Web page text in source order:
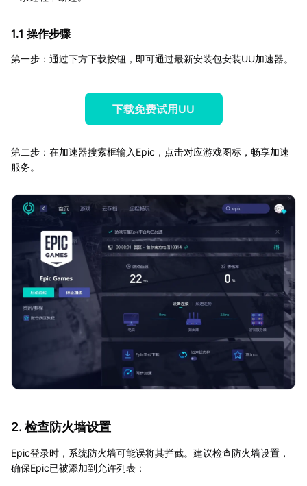
1.1 操作步骤
第一步：通过下方下载按钮，即可通过最新安装包安装UU加速器。
下载免费试用UU
第二步：在加速器搜索框输入Epic，点击对应游戏图标，畅享加速
服务。
2. 检查防火墙设置
Epic登录时，系统防火墙可能误将其拦截。建议检查防火墙设置，
确保Epic已被添加到允许列表：